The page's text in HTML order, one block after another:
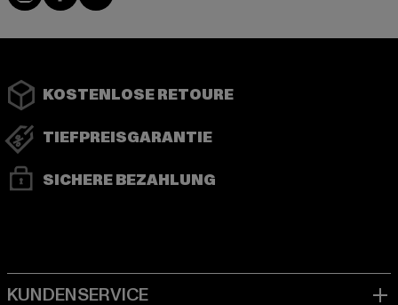
KOSTENLOSE RETOURE
TIEFPREISGARANTIE
SICHERE BEZAHLUNG